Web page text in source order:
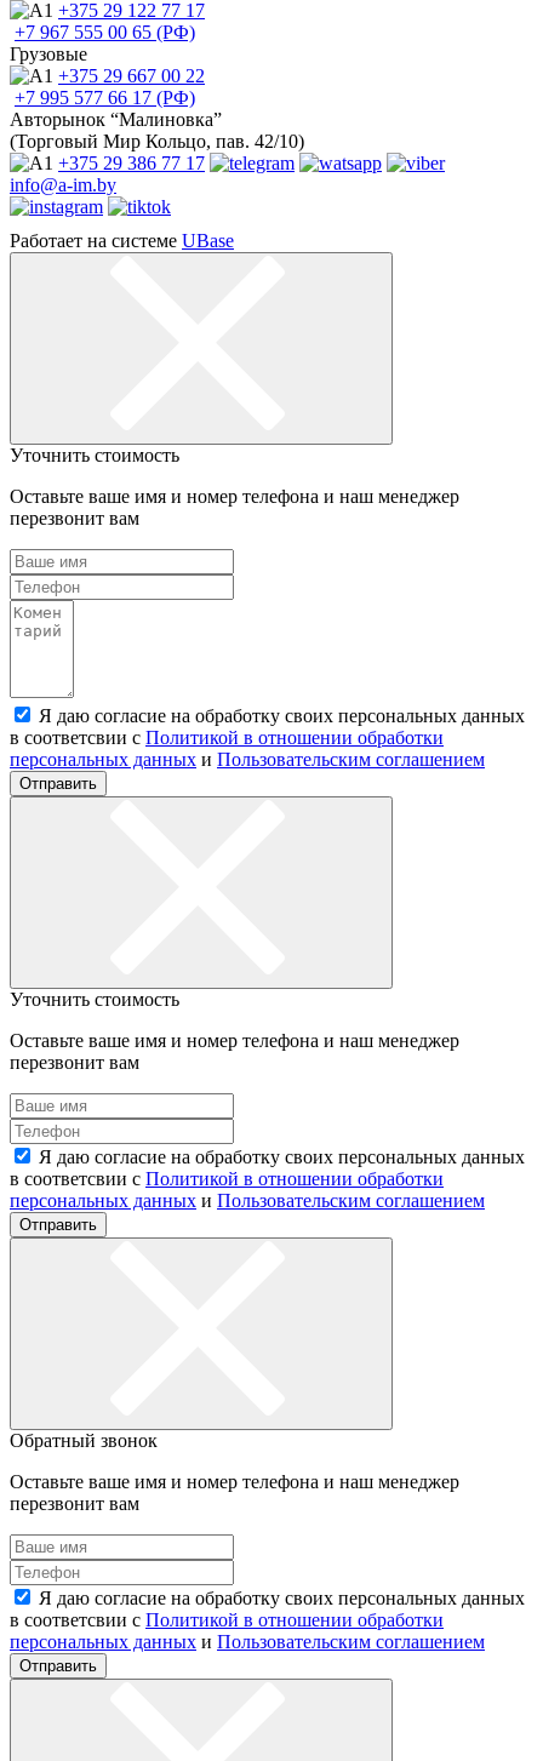
+375 29 122 77 17
+7 967 555 00 65 (РФ)
Грузовые
+375 29 667 00 22
+7 995 577 66 17 (РФ)
Авторынок “Малиновка”
(Торговый Мир Кольцо, пав. 42/10)
+375 29 386 77 17
info@a-im.by
Работает на системе UBase
Уточнить стоимость
Оставьте ваше имя и номер телефона и наш менеджер
перезвонит вам
Я даю согласие на обработку своих персональных данных
в соответсвии с Политикой в отношении обработки
персональных данных и Пользовательским соглашением
Отправить
Уточнить стоимость
Оставьте ваше имя и номер телефона и наш менеджер
перезвонит вам
Я даю согласие на обработку своих персональных данных
в соответсвии с Политикой в отношении обработки
персональных данных и Пользовательским соглашением
Отправить
Обратный звонок
Оставьте ваше имя и номер телефона и наш менеджер
перезвонит вам
Я даю согласие на обработку своих персональных данных
в соответсвии с Политикой в отношении обработки
персональных данных и Пользовательским соглашением
Отправить